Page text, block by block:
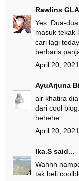
Rawlins
Yes. Dua-
masuk tekak
cari lagi
berbaris
April 20,
AyuArjuna
air khatira
dari cool
hehehe
April 20,
Ika.S said...
Wahhh
tak beli